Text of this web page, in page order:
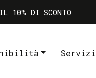
10% DI SCONTO
Servizi